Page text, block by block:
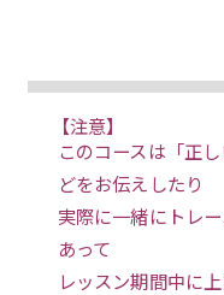
【注意】
このコースは「正
どをお伝えしたり
実際に一緒にトレ
あって
レッスン期間中に